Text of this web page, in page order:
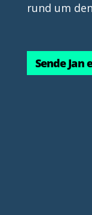
rund um
Sende Jan